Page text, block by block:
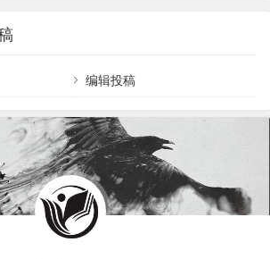
位于北京朝阳区的合生汇商场，几家首店新
假期，合生汇销售额同比增长近15%。河南许
13家门店，销售…编辑投稿